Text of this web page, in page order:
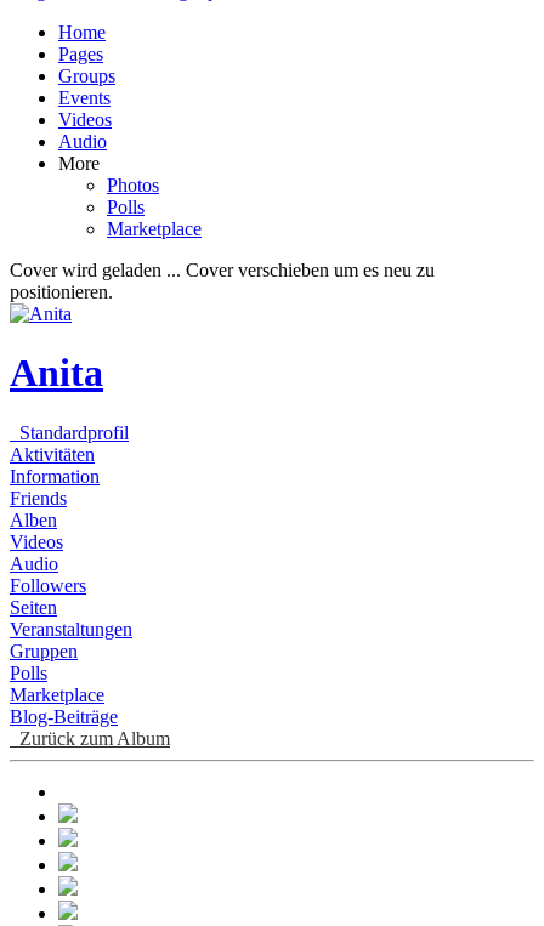
Home
Pages
Groups
Events
Videos
Audio
More
Photos
Polls
Marketplace
Cover wird geladen ... Cover verschieben um es neu zu
positionieren.
Anita
Standardprofil
Aktivitäten
Information
Friends
Alben
Videos
Audio
Followers
Seiten
Veranstaltungen
Gruppen
Polls
Marketplace
Blog-Beiträge
Zurück zum Album